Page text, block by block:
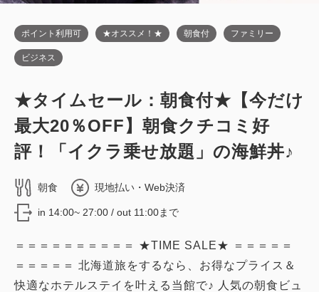
ポイント利用可 ★オススメ！★ 朝食付 ファミリー
ビジネス
★タイムセール：朝食付★【今だけ
最大20％OFF】朝食クチコミ好
評！「イクラ乗せ放題」の海鮮丼♪
朝食 現地払い・Web決済
in 14:00~ 27:00 / out 11:00まで
＝＝＝＝＝＝＝＝＝＝ ★TIME SALE★ ＝＝＝＝＝
＝＝＝＝＝ 北海道旅をするなら、お得なプライス＆
快適なホテルステイを叶える当館で♪ 人気の朝食ビュ